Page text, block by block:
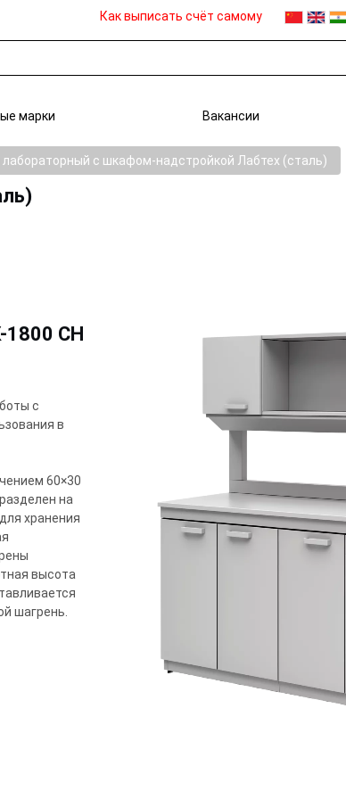
Как выписать счёт самому
марки Вакансии
лабораторный с шкафом-надстройкой Лабтех (сталь)
СН
с
в
60×30
на
хранения
высота
шагрень.